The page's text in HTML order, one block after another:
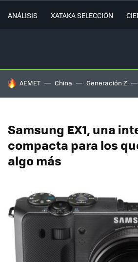
ANÁLISIS XATAKA SELECCIÓN
HOY SE HABLA DE
AEMET China Generación Z
Samsung EX1, una
compacta para los
algo más